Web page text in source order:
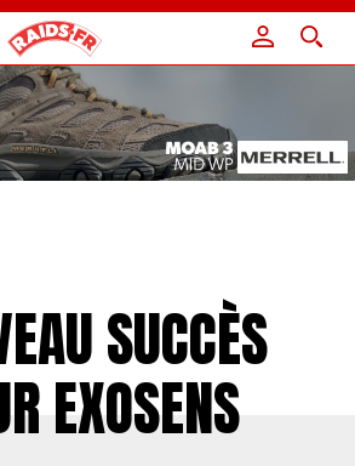
SUCCÈS
EXOSENS
cookies